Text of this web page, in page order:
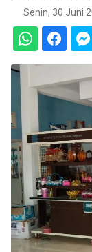
Senin, 30 Juni